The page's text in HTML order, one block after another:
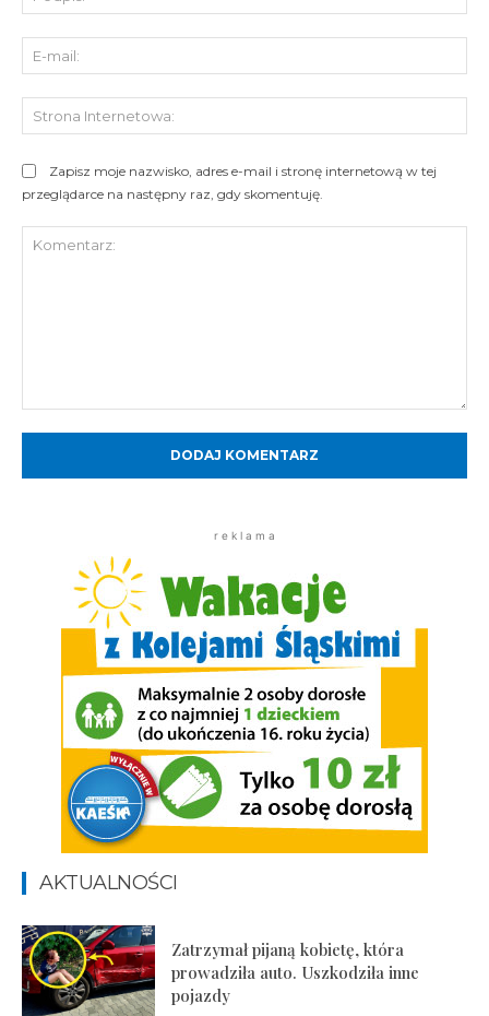
Zapisz moje nazwisko, adres e-mail i stronę internetową w tej
przeglądarce na następny raz, gdy skomentuję.
r e k l a m a
AKTUALNOŚCI
Zatrzymał pijaną kobietę, która
prowadziła auto. Uszkodziła inne
pojazdy